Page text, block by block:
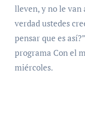
lleven, y no le van
verdad ustedes
pensar que es
programa Con el
miércoles.